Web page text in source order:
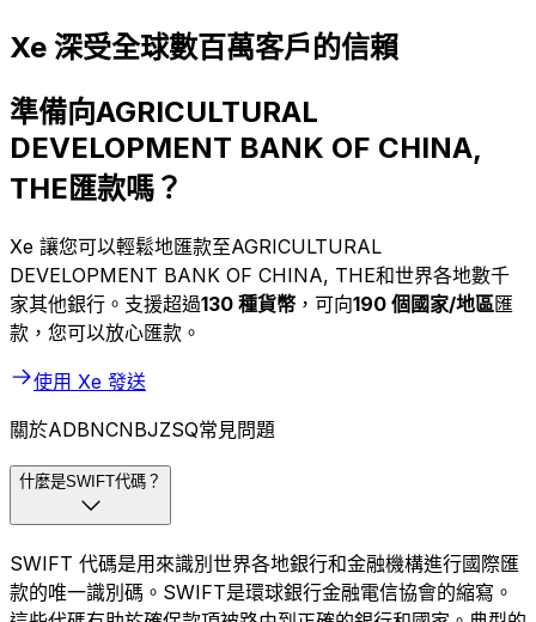
Xe 深受全球數百萬客戶的信賴
準備向AGRICULTURAL
DEVELOPMENT BANK OF CHINA,
THE匯款嗎？
Xe 讓您可以輕鬆地匯款至AGRICULTURAL
DEVELOPMENT BANK OF CHINA, THE和世界各地數千
家其他銀行。支援超過130 種貨幣 ，可向190 個國家/地區匯
款，您可以放心匯款。
使用 Xe 發送
關於ADBNCNBJZSQ常見問題
什麼是SWIFT代碼？
SWIFT 代碼是用來識別世界各地銀行和金融機構進行國際匯
款的唯一識別碼。SWIFT是環球銀行金融電信協會的縮寫。